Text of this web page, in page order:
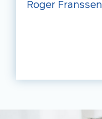
Roger Franssen